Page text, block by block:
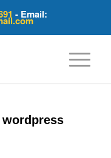
- Email: